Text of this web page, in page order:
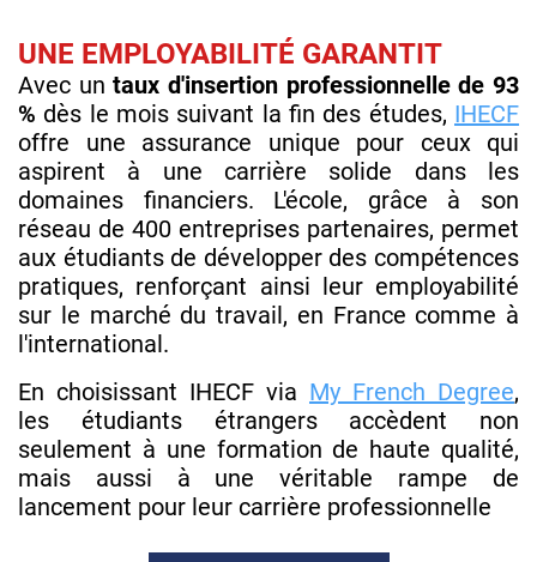
UNE EMPLOYABILITÉ GARANTIT
Avec untaux d'insertion professionnelle de 93
% dès le mois suivant la fin des études, IHECF
offre une assurance unique pour ceux qui
aspirent à une carrière solide dans les
domaines financiers. L'école, grâce à son
réseau de 400 entreprises partenaires, permet
aux étudiants de développer des compétences
pratiques, renforçant ainsi leur employabilité
sur le marché du travail, en France comme à
l'international.
En choisissant IHECF via My French Degree,
les étudiants étrangers accèdent non
seulement à une formation de haute qualité,
mais aussi à une véritable rampe de
lancement pour leur carrière professionnelle